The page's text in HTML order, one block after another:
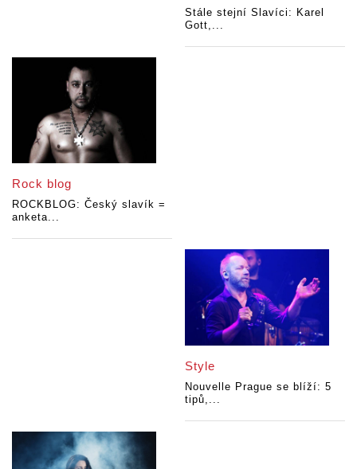
Stále stejní Slavíci: Karel
Gott,...
Rock blog
ROCKBLOG: Český slavík =
anketa...
Style
Nouvelle Prague se blíží: 5
tipů,...